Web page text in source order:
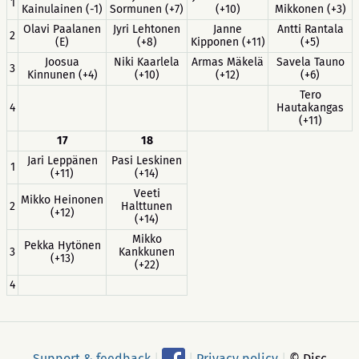
1
Kainulainen (-1) Sormunen (+7)
(+10)
Mikkonen (+3)
2 Olavi Paalanen
(E)
Jyri Lehtonen
(+8)
Janne
Kipponen (+11)
Antti Rantala
(+5)
3
Joosua
Kinnunen (+4)
Niki Kaarlela
(+10)
Armas Mäkelä
(+12)
Savela Tauno
(+6)
4
Tero
Hautakangas
(+11)
17
18
1
Jari Leppänen
(+11)
Pasi Leskinen
(+14)
2 Mikko Heinonen
(+12)
Veeti
Halttunen
(+14)
3
Pekka Hytönen
(+13)
Mikko
Kankkunen
(+22)
4